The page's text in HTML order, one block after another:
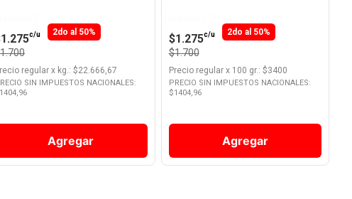
c/u 2do al 50%
regular x kg.: $22.666,67
SIN IMPUESTOS NACIONALES:
1404,96
Agregar
$1.275c/u 2do al 50%
$1.700
Precio regularx 100 gr.: $3400
PRECIO SIN IMPUESTOS NACIONALES:
$1404,96
Agregar